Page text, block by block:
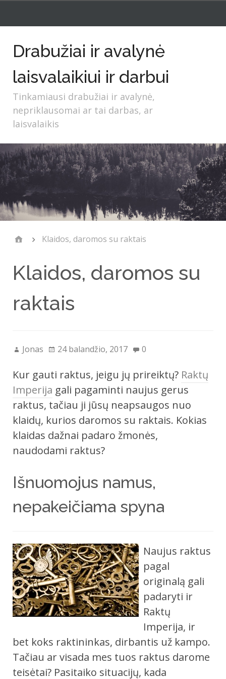
Drabužiai ir avalynė
laisvalaikiui ir darbui
Tinkamiausi drabužiai ir avalynė,
nepriklausomai ar tai darbas, ar
laisvalaikis
Klaidos, daromos su raktais
Klaidos, daromos su
raktais
Jonas 24 balandžio, 2017 0
Kur gauti raktus, jeigu jų prireiktų? Raktų
Imperija gali pagaminti naujus gerus
raktus, tačiau ji jūsų neapsaugos nuo
klaidų, kurios daromos su raktais. Kokias
klaidas dažnai padaro žmonės,
naudodami raktus?
Išnuomojus namus,
nepakeičiama spyna
Naujus raktus
pagal
originalą gali
padaryti ir
Raktų
Imperija, ir
bet koks raktininkas, dirbantis už kampo.
Tačiau ar visada mes tuos raktus darome
teisėtai? Pasitaiko situacijų, kada